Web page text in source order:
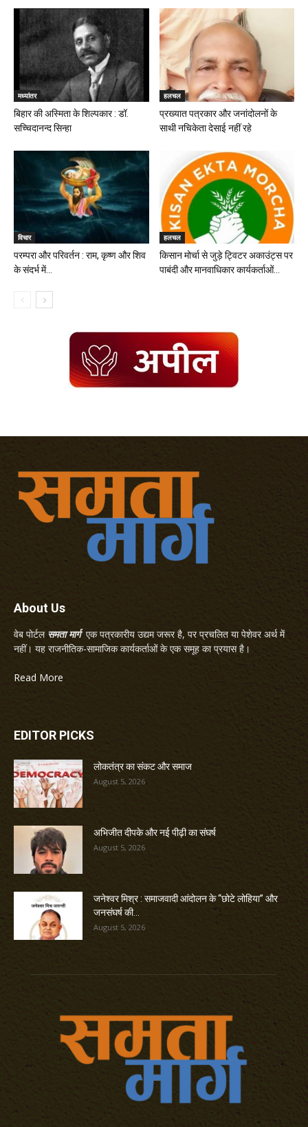
मध्यांतर
बिहार की अस्मिता के शिल्पकार : डॉ.
सच्चिदानन्द सिन्हा
हलचल
प्रख्यात पत्रकार और जनांदोलनों के
साथी नचिकेता देसाई नहीं रहे
विचार
परम्परा और परिवर्तन : राम, कृष्ण और शिव
के संदर्भ में...
हलचल
किसान मोर्चा से जुड़े ट्विटर अकाउंट्स पर
पाबंदी और मानवाधिकार कार्यकर्ताओं...
About Us
वेब पोर्टल समता मार्गएक पत्रकारीय उद्यम जरूर है, पर प्रचलित या पेशेवर अर्थ में
नहीं। यह राजनीतिक-सामाजिक कार्यकर्ताओं के एक समूह का प्रयास है।
Read More
EDITOR PICKS
लोकतंत्र का संकट और समाज
August 5, 2026
अभिजीत दीपके और नई पीढ़ी का संघर्ष
August 5, 2026
जनेश्वर मिश्र : समाजवादी आंदोलन के “छोटे लोहिया” और
जनसंघर्ष की...
August 5, 2026